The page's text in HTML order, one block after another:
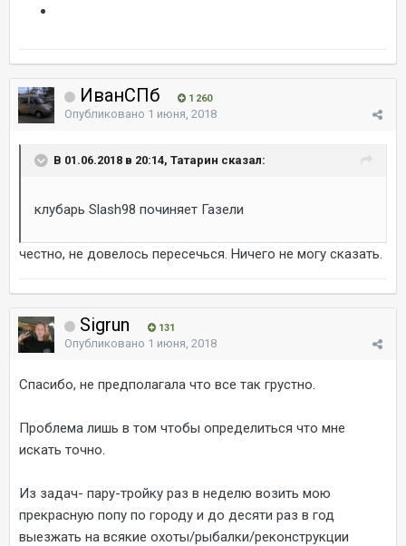
ИванСПб 1 260
Опубликовано 1 июня, 2018
В 01.06.2018 в 20:14, Татарин сказал:
клубарь Slash98 починяет Газели
честно, не довелось пересечься. Ничего не могу сказать.
Sigrun 131
Опубликовано 1 июня, 2018
Спасибо, не предполагала что все так грустно.
Проблема лишь в том чтобы определиться что мне
искать точно.
Из задач- пару-тройку раз в неделю возить мою
прекрасную попу по городу и до десяти раз в год
выезжать на всякие охоты/рыбалки/реконструкции